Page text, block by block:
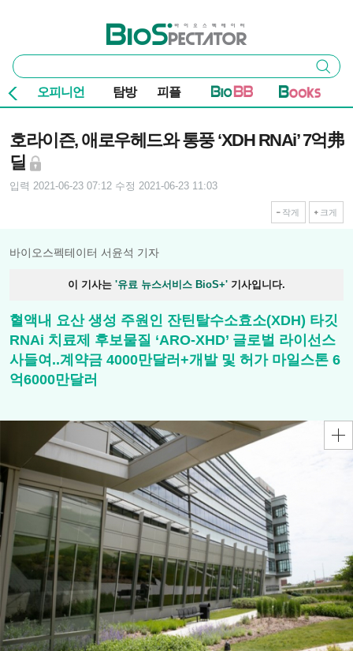
바이오스펙테이터
통
합
검
색
검색
오피니언 탐방 피플
호라이즌, 애로우헤드와 통풍 ‘XDH RNAi’ 7억弗
딜
입력 2021-06-23 07:12 수정 2021-06-23 11:03
작게 크게
바이오스펙테이터 서윤석 기자
이 기사는 '유료 뉴스서비스 BioS+' 기사입니다.
혈액내 요산 생성 주원인 잔틴탈수소효소(XDH) 타깃
RNAi 치료제 후보물질 ‘ARO-XHD’ 글로벌 라이선스
사들여..계약금 4000만달러+개발 및 허가 마일스톤 6
억6000만달러